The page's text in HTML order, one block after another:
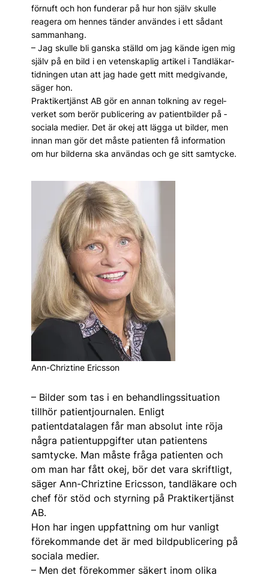
förnuft och hon funderar på hur hon själv skulle
reagera om hennes tänder användes i ett sådant
sammanhang.
– Jag skulle bli ganska ställd om jag kände igen mig
själv på en bild i en vetenskaplig artikel i Tandläkar­
tidningen utan att jag hade gett mitt medgivande,
säger hon.
Praktikertjänst AB gör en annan tolkning av regel­
verket som berör publicering av patientbilder på ­
sociala medier. Det är okej att lägga ut bilder, men
innan man gör det måste patienten få information
om hur bilderna ska användas och ge sitt samtycke.
Ann-Chriztine Ericsson
– Bilder som tas i en behandlings­situation
tillhör patientjournalen. Enligt
patientdatalagen får man absolut inte röja
några patientuppgifter utan patientens
samtycke. Man måste fråga pati­enten och
om man har fått okej, bör det vara skriftligt,
säger Ann-Chriztine ­Ericsson, tandläkare och
chef för stöd och styrning på Praktikertjänst
AB.
Hon har ingen uppfattning om hur vanligt
förekommande det är med bildpublicering på
sociala medier.
– Men det förekommer säkert inom olika